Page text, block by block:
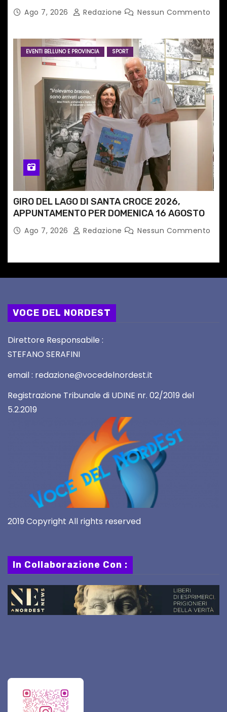
tecnologia in un nuovo progetto
internazionale”
Ago 7, 2026 Redazione Nessun Commento
EVENTI BELLUNO E PROVINCIA SPORT
GIRO DEL LAGO DI SANTA CROCE 2026,
APPUNTAMENTO PER DOMENICA 16 AGOSTO
Ago 7, 2026 Redazione Nessun Commento
VOCE DEL NORDEST
Direttore Responsabile :
STEFANO SERAFINI
email : redazione@vocedelnordest.it
Registrazione Tribunale di UDINE nr. 02/2019 del
5.2.2019
2019 Copyright All rights reserved
In Collaborazione Con :